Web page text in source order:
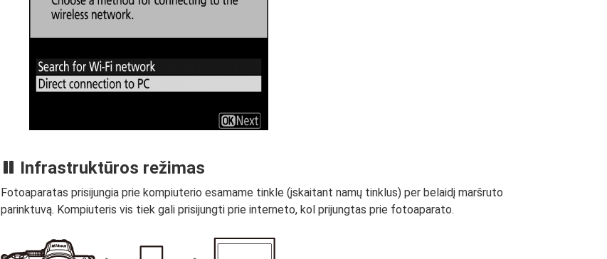
Infrastruktūros režimas
Fotoaparatas prisijungia prie kompiuterio esamame tinkle (įskaitant namų tinklus) per belaidį maršruto
parinktuvą. Kompiuteris vis tiek gali prisijungti prie interneto, kol prijungtas prie fotoaparato.